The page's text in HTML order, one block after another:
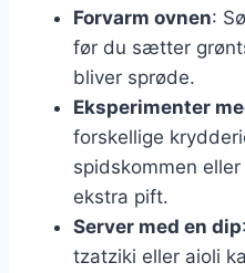
Forvarm ovnen:
før du sætter
bliver sprøde.
Eksperimenter
forskellige
spidskommen
ekstra pift.
Server med en dip
tzatziki eller aioli